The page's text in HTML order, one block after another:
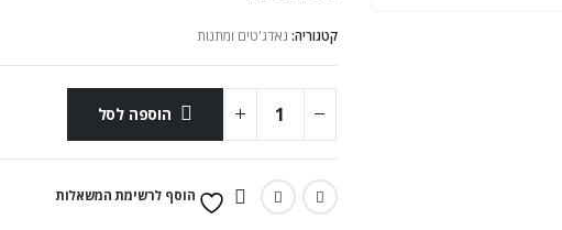
קטגוריה: גאדג'טים ומתנות
הוספה לסל
הוסף לרשימת המשאלות